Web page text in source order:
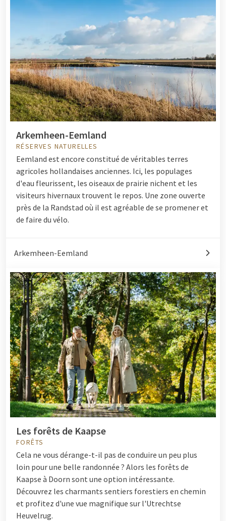
Arkemheen-Eemland
RÉSERVES NATURELLES
Eemland est encore constitué de véritables terres
agricoles hollandaises anciennes. Ici, les populages
d'eau fleurissent, les oiseaux de prairie nichent et les
visiteurs hivernaux trouvent le repos. Une zone ouverte
près de la Randstad où il est agréable de se promener et
de faire du vélo.
Arkemheen-Eemland
Les forêts de Kaapse
FORÊTS
Cela ne vous dérange-t-il pas de conduire un peu plus
loin pour une belle randonnée ? Alors les forêts de
Kaapse à Doorn sont une option intéressante.
Découvrez les charmants sentiers forestiers en chemin
et profitez d'une vue magnifique sur l'Utrechtse
Heuvelrug.